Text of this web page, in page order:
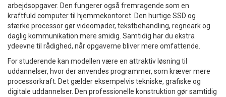
arbejdsopgaver. Den fungerer også fremragende som en
kraftfuld computer til hjemmekontoret. Den hurtige SSD og
stærke processor gør videomøder, tekstbehandling, regneark og
daglig kommunikation mere smidig. Samtidig har du ekstra
ydeevne til rådighed, når opgaverne bliver mere omfattende.
For studerende kan modellen være en attraktiv løsning til
uddannelser, hvor der anvendes programmer, som kræver mere
processorkraft. Det gælder eksempelvis tekniske, grafiske og
digitale uddannelser. Den professionelle konstruktion gør samtidig